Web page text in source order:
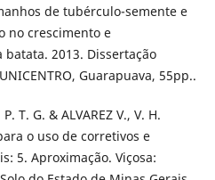
de tubérculo-semente e
no crescimento e
2013. Dissertação
Guarapuava, 55pp..
T. G. & ALVAREZ V., V. H.
o uso de corretivos e
5. Aproximação. Viçosa: